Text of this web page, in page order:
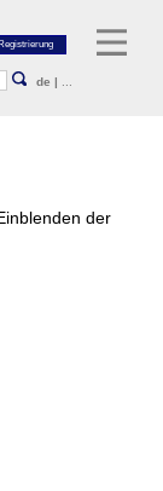
de |
der